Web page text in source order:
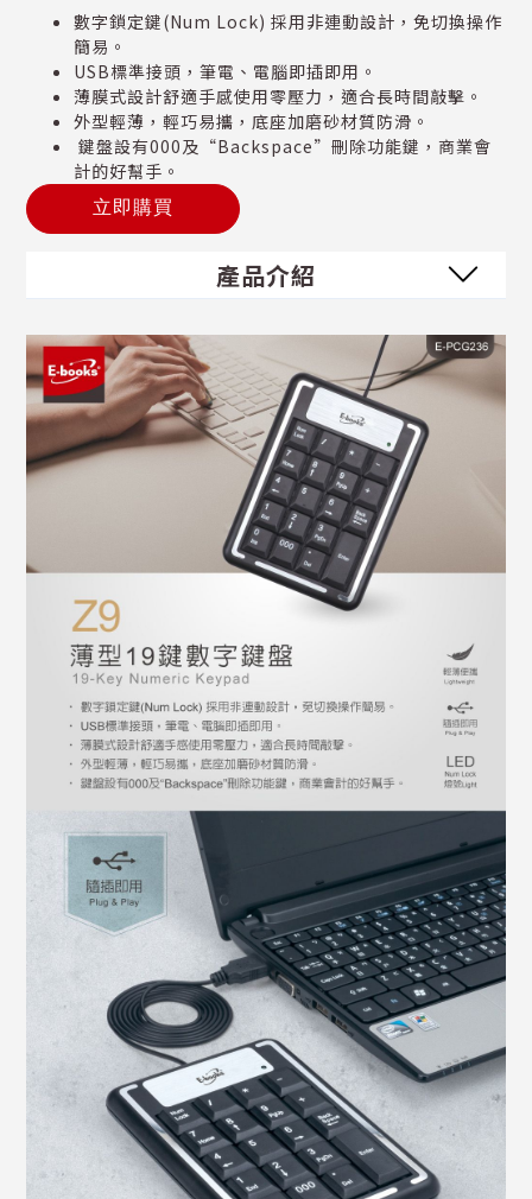
數字鎖定鍵(Num Lock) 採用非連動設計，免切換操作
簡易。
USB標準接頭，筆電、電腦即插即用。
薄膜式設計舒適手感使用零壓力，適合長時間敲擊。
外型輕薄，輕巧易攜，底座加磨砂材質防滑。
鍵盤設有000及“Backspace”刪除功能鍵，商業會
計的好幫手。
立即購買
產品介紹